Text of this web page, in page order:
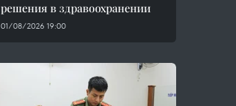
решения в здравоохранении
01/08/2026 19:00